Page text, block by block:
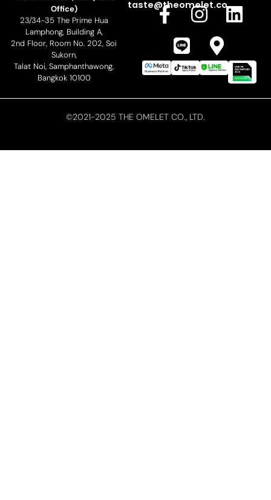
Office)
23/34-35 The Prime Hua
Lamphong, Building A,
2nd Floor, Room No. 202, Soi
Sukorn,
Talat Noi, Samphanthawong,
Bangkok 10100
taste@theomelet.co
F
a
c
e
o
o
I
n
t
g
r
L
i
k
e
d
L
n
e
M
p
-
m
a
©2021-2025 THE OMELET CO., LTD.